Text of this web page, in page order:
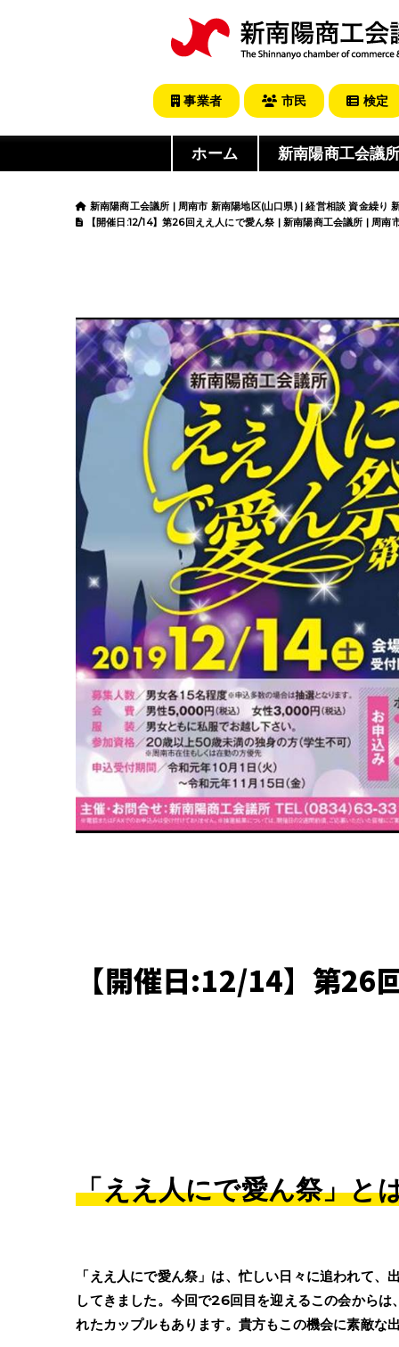
事業者 市民 検定
ホーム 新南陽商工会議
新南陽商工会議所 | 周南市 新南陽地区(山口県) | 経営相談 資金繰り
【開催日:12/14】第26回ええ人にで愛ん祭 | 新南陽商工会議所 | 周
【開催日:12/14】第26
「ええ人にで愛ん祭」と
「ええ人にで愛ん祭」は、忙しい日々に追われて
してきました。今回で26回目を迎えるこの会から
れたカップルもあります。貴方もこの機会に素敵な